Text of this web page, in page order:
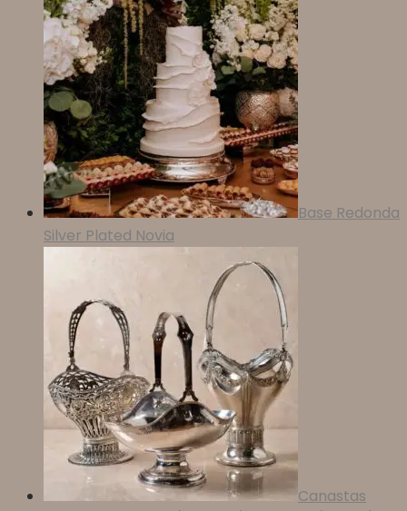
Base Redonda
Silver Plated Novia
Canastas